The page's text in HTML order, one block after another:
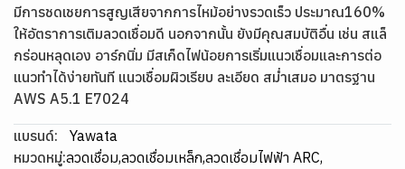
มีการชดเชยการสูญเสียจากการไหม้อย่างรวดเร็ว ประมาณ160%
ให้อัตราการเติมลวดเชื่อมดี นอกจากนั้น ยังมีคุณสมบัติอื่น เช่น สแล็
กร่อนหลุดเอง อาร์กนิ่ม มีสเก็ดไฟน้อยการเริ่มแนวเชื่อมและการต่อ
แนวทำได้ง่ายทันที แนวเชื่อมผิวเรียบ ละเอียด สม่ำเสมอ มาตรฐาน
AWS A5.1 E7024
แบรนด์:
Yawata
หมวดหมู่:ลวดเชื่อม,ลวดเชื่อมเหล็ก,ลวดเชื่อมไฟฟ้า ARC,